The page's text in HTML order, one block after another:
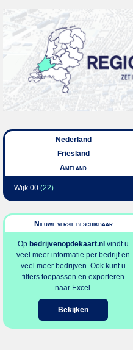
Nederland
Friesland
Ameland
Wijk 00 (22)
Nieuwe versie beschikbaar
Op bedrijvenopdekaart.nl vindt u
veel meer informatie per bedrijf en
veel meer bedrijven. Ook kunt u
filters toepassen en exporteren
naar Excel.
Bekijken